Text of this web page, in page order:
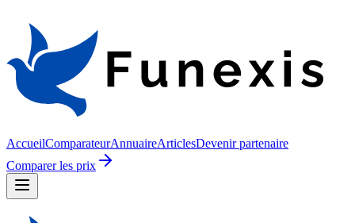
AccueilComparateurAnnuaireArticlesDevenir partenaire
Comparer les prix